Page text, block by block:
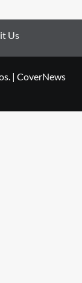
Us
| CoverNews